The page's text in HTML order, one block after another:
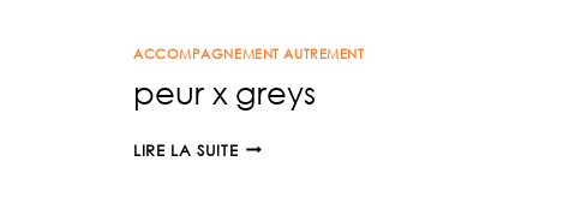
ACCOMPAGNEMENT AUTREMENT
peur x greys
LIRE LA SUITEPEUR